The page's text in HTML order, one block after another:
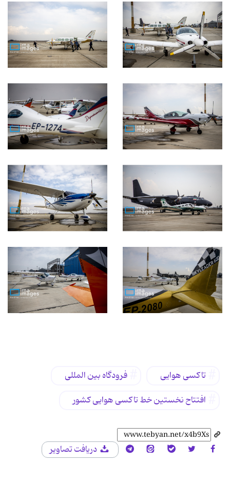
تاکسی هوایی
فرودگاه بین المللی
افتتاح نخستین خط تاکسی هوایی کشور
دریافت تصاویر